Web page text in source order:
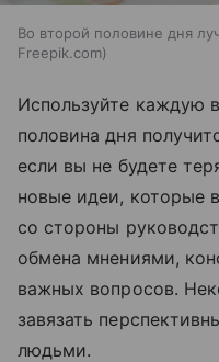
Во второй половине дня
Freepik.com
Используйте каждую
половина дня
если вы не будете
новые идеи, которые
со стороны
обмена мнениями,
важных вопросов.
завязать
людьми.